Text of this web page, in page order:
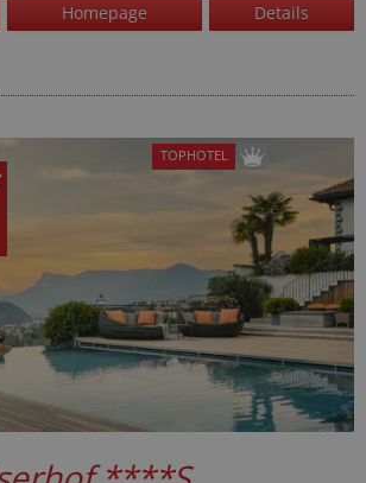
Homepage Details
TOPHOTEL